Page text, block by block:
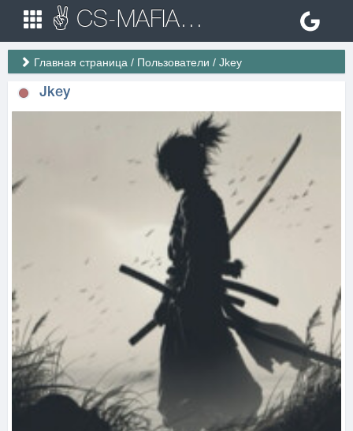
✌ CS-MAFIA.RU ✌ Игровые сервера Counter Strike 1.6
Главная страница / Пользователи / Jkey
Jkey